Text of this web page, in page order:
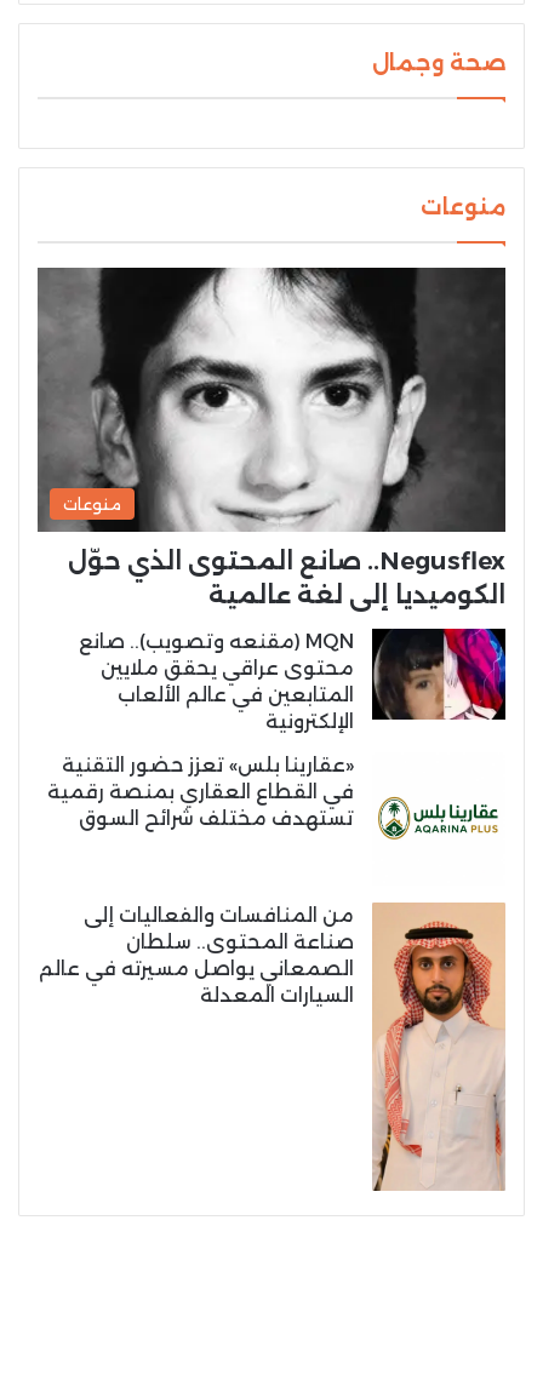
صحة وجمال
منوعات
منوعات
Negusflex.. صانع المحتوى الذي حوّل
الكوميديا إلى لغة عالمية
MQN (مقنعه وتصويب).. صانع
محتوى عراقي يحقق ملايين
المتابعين في عالم الألعاب
الإلكترونية
«عقارينا بلس» تعزز حضور التقنية
في القطاع العقاري بمنصة رقمية
تستهدف مختلف شرائح السوق
من المنافسات والفعاليات إلى
صناعة المحتوى.. سلطان
الصمعاني يواصل مسيرته في عالم
السيارات المعدلة